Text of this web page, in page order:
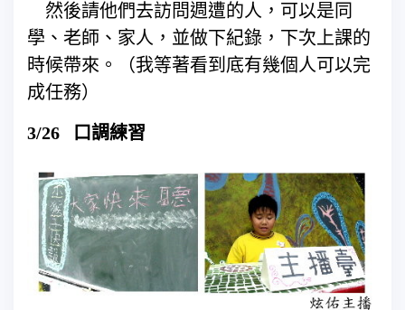
然後請他們去訪問週遭的人，可以是同
學、老師、家人，並做下紀錄，下次上課的
時候帶來。（我等著看到底有幾個人可以完
成任務）
3/26 口調練習